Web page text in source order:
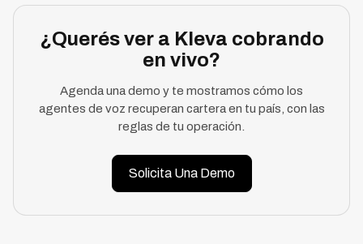
¿Querés ver a Kleva cobrando
en vivo?
Agenda una demo y te mostramos cómo los
agentes de voz recuperan cartera en tu país, con las
reglas de tu operación.
Solicita Una Demo